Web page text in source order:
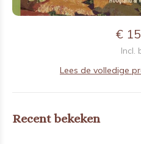
€
Incl.
Lees de volledige
Recent bekeken